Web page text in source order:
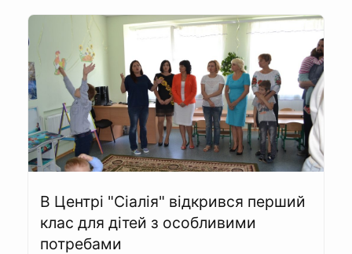
В Центрі "Сіалія" відкрився перший
клас для дітей з особливими
потребами